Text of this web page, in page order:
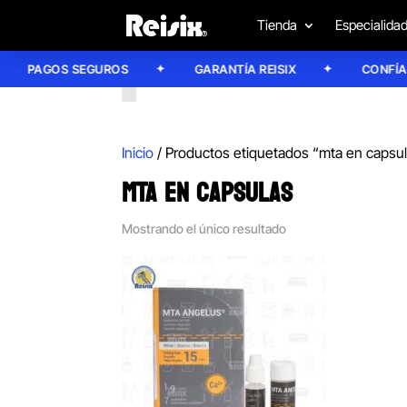
Tienda
PAGOS SEGUROS GARANTÍA REISIX CONFÍA
Inicio / Productos etiquetados “mta en
MTA EN CAPSULAS
Mostrando el único resultado